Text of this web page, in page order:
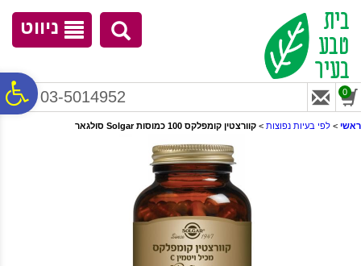
נגישות
ניווט
03-5014952 0
ראשי > לפי בעיות נפוצות > קוורצטין קומפלקס 100 כמוסות Solgar סולגאר